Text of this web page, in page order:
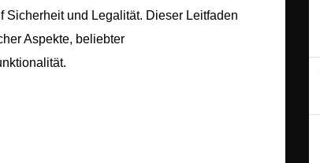
und Legalität. Dieser Leitfaden
Aspekte, beliebter